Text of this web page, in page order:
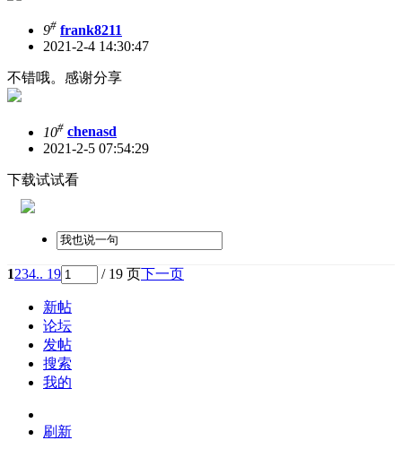
9# frank8211
2021-2-4 14:30:47
不错哦。感谢分享
10# chenasd
2021-2-5 07:54:29
下载试试看
1234.. 19 / 19 页下一页
新帖
论坛
发帖
搜索
我的
刷新